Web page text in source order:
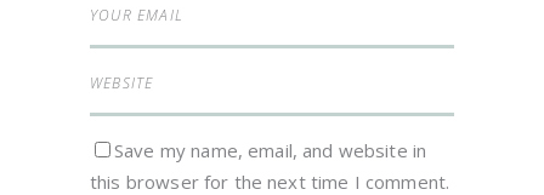
Save my name, email, and website in
this browser for the next time I comment.